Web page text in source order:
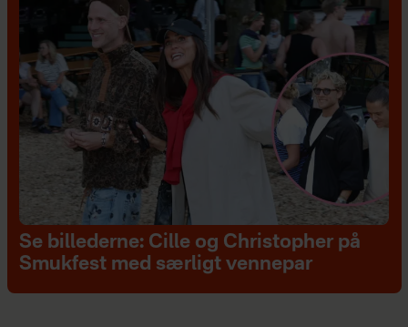
Se billederne: Cille og Christopher på
Smukfest med særligt vennepar